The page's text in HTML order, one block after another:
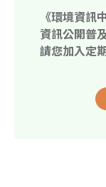
《環境資訊
資訊公開普
請您加入定